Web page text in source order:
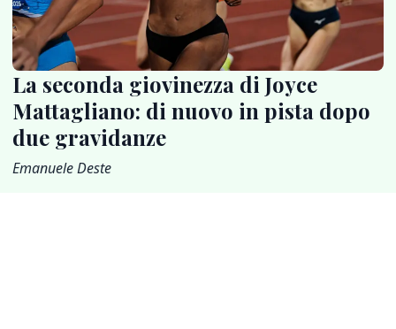
La seconda giovinezza di Joyce
Mattagliano: di nuovo in pista dopo
due gravidanze
Emanuele Deste